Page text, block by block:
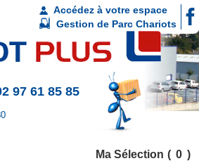
97 61 85 85
Accédez à votre espace
Gestion de Parc Chariots
Ma Sélection 0